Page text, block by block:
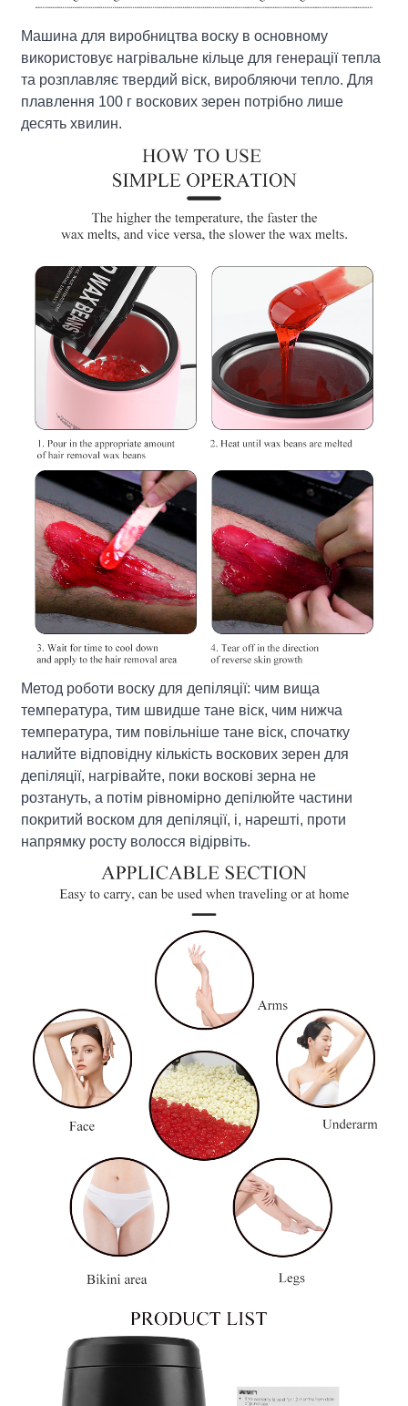
Машина для виробництва воску в основному
використовує нагрівальне кільце для генерації тепла
та розплавляє твердий віск, виробляючи тепло. Для
плавлення 100 г воскових зерен потрібно лише
десять хвилин.
Метод роботи воску для депіляції: чим вища
температура, тим швидше тане віск, чим нижча
температура, тим повільніше тане віск, спочатку
налийте відповідну кількість воскових зерен для
депіляції, нагрівайте, поки воскові зерна не
розтануть, а потім рівномірно депілюйте частини
покритий воском для депіляції, і, нарешті, проти
напрямку росту волосся відірвіть.